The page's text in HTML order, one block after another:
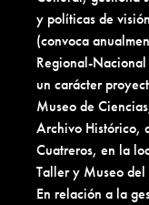
y políticas de
(convoca
Regional-
un carácter
Museo de
Archivo Histórico,
Cuatreros, en la
Taller y Museo
En relación a la